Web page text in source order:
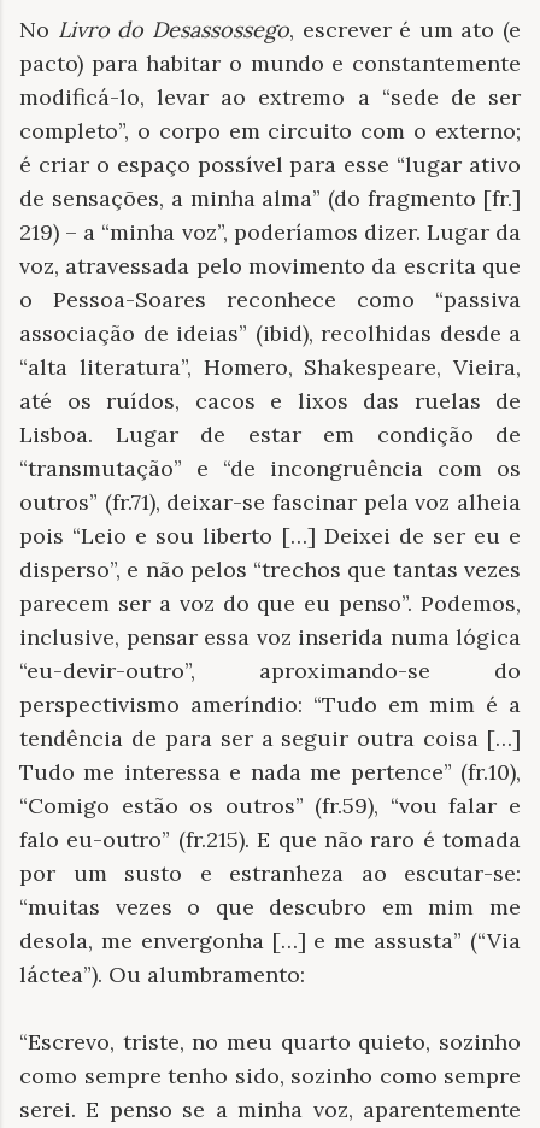
No Livro do Desassossego, escrever é um ato (e
pacto) para habitar o mundo e constantemente
modificá-lo, levar ao extremo a “sede de ser
completo”, o corpo em circuito com o externo;
é criar o espaço possível para esse “lugar ativo
de sensações, a minha alma” (do fragmento [fr.]
219) – a “minha voz”, poderíamos dizer. Lugar da
voz, atravessada pelo movimento da escrita que
o Pessoa-Soares reconhece como “passiva
associação de ideias” (ibid), recolhidas desde a
“alta literatura”, Homero, Shakespeare, Vieira,
até os ruídos, cacos e lixos das ruelas de
Lisboa. Lugar de estar em condição de
“transmutação” e “de incongruência com os
outros” (fr.71), deixar-se fascinar pela voz alheia
pois “Leio e sou liberto […] Deixei de ser eu e
disperso”, e não pelos “trechos que tantas vezes
parecem ser a voz do que eu penso”. Podemos,
inclusive, pensar essa voz inserida numa lógica
“eu-devir-outro”, aproximando-se do
perspectivismo ameríndio: “Tudo em mim é a
tendência de para ser a seguir outra coisa […]
Tudo me interessa e nada me pertence” (fr.10),
“Comigo estão os outros” (fr.59), “vou falar e
falo eu-outro” (fr.215). E que não raro é tomada
por um susto e estranheza ao escutar-se:
“muitas vezes o que descubro em mim me
desola, me envergonha […] e me assusta” (“Via
láctea”). Ou alumbramento:
“Escrevo, triste, no meu quarto quieto, sozinho
como sempre tenho sido, sozinho como sempre
serei. E penso se a minha voz, aparentemente